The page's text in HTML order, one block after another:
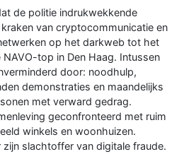
de politie indrukwekkende
van cryptocommunicatie en
op het darkweb tot het
top in Den Haag. Intussen
door: noodhulp,
demonstraties en maandelijks
met verward gedrag.
geconfronteerd met ruim
winkels en woonhuizen.
zijn slachtoffer van digitale fraude.